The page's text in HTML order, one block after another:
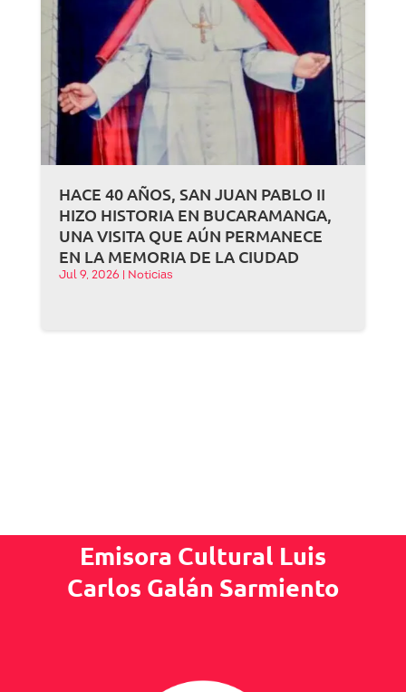
HACE 40 AÑOS, SAN JUAN PABLO II
HIZO HISTORIA EN BUCARAMANGA,
UNA VISITA QUE AÚN PERMANECE
EN LA MEMORIA DE LA CIUDAD
Jul 9, 2026 Noticias
Emisora Cultural Luis
Carlos Galán Sarmiento